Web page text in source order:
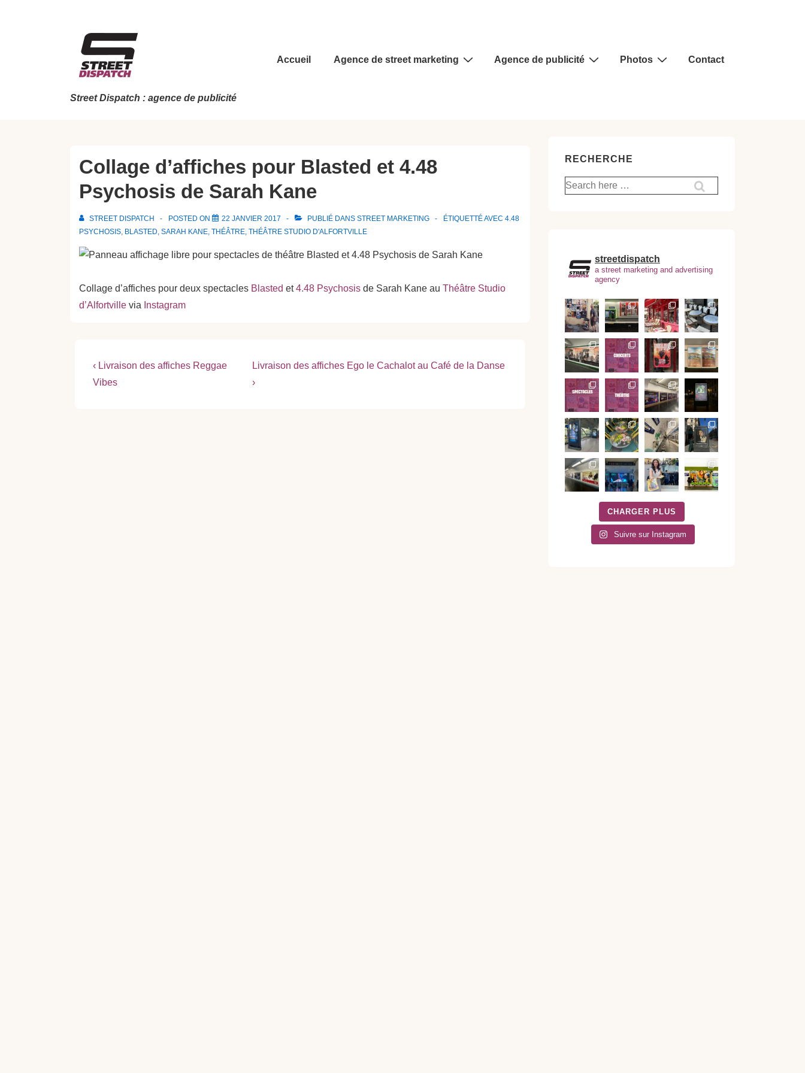
Street Dispatch : agence de publicité
Main
Accueil Agence de street marketing Agence de publicité Photos Contact
Collage d’affiches pour Blasted et 4.48
Psychosis de Sarah Kane
STREET DISPATCH POSTED ON 22 JANVIER 2017 PUBLIÉ DANS STREET MARKETING ÉTIQUETTÉ AVEC 4.48
PSYCHOSIS, BLASTED, SARAH KANE, THÉÂTRE, THÉÂTRE STUDIO D'ALFORTVILLE
Collage d’affiches pour deux spectacles Blasted et4.48 Psychosis de Sarah Kane au Théâtre Studio
d’Alfortville via Instagram
Navigation
de
Previous
Post
‹ Livraison des affiches Reggae
Vibes
Next
Post
Livraison des affiches Ego le Cachalot au Café de la Danse
›
RECHERCHE
Recherche
pour:
streetdispatch
a street marketing and advertising
agency
CHARGER PLUS
Suivre sur Instagram